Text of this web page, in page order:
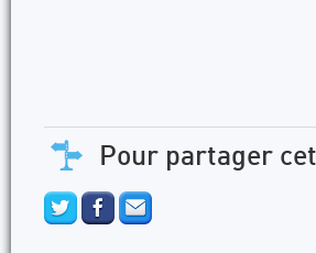
Pour partager